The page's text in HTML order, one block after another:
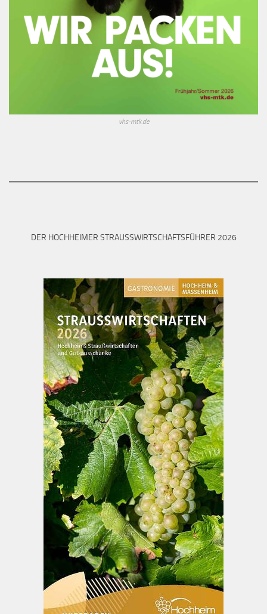
vhs-mtk.de
DER HOCHHEIMER STRAUSSWIRTSCHAFTSFÜHRER 2026